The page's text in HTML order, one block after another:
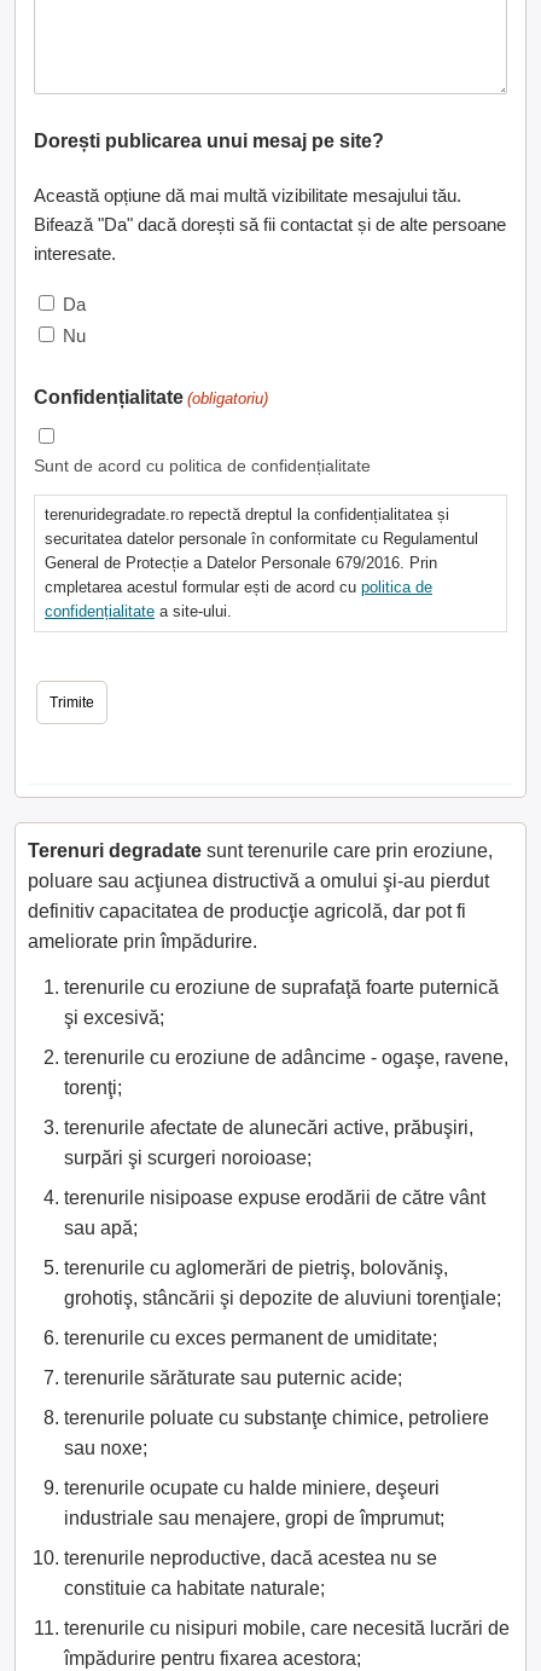
Dorești publicarea unui mesaj pe site?
Această opțiune dă mai multă vizibilitate mesajului tău.
Bifează "Da" dacă dorești să fii contactat și de alte persoane
interesate.
Da
Nu
Confidențialitate (obligatoriu)
Sunt de acord cu politica de confidențialitate
terenuridegradate.ro repectă dreptul la confidențialitatea și
securitatea datelor personale în conformitate cu Regulamentul
General de Protecție a Datelor Personale 679/2016. Prin
cmpletarea acestul formular ești de acord cu politica de
confidențialitate a site-ului.
Terenuri degradate sunt terenurile care prin eroziune,
poluare sau acţiunea distructivă a omului şi-au pierdut
definitiv capacitatea de producţie agricolă, dar pot fi
ameliorate prin împădurire.
terenurile cu eroziune de suprafaţă foarte puternică
şi excesivă;
terenurile cu eroziune de adâncime - ogaşe, ravene,
torenţi;
terenurile afectate de alunecări active, prăbuşiri,
surpări şi scurgeri noroioase;
terenurile nisipoase expuse erodării de către vânt
sau apă;
terenurile cu aglomerări de pietriş, bolovăniş,
grohotiş, stâncării şi depozite de aluviuni torenţiale;
terenurile cu exces permanent de umiditate;
terenurile sărăturate sau puternic acide;
terenurile poluate cu substanţe chimice, petroliere
sau noxe;
terenurile ocupate cu halde miniere, deşeuri
industriale sau menajere, gropi de împrumut;
terenurile neproductive, dacă acestea nu se
constituie ca habitate naturale;
terenurile cu nisipuri mobile, care necesită lucrări de
împădurire pentru fixarea acestora;